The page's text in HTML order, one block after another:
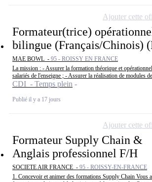
Formateur(trice)
bilingue (Français/Chinois)
MAE BOWL - 95 - ROISSY EN FRANCE
La mission : - Assurer la formation théorique et
salariés de l'enseigne ; - Assurer la réalisation de modules
CDI - Temps plein
Publié il y a 17 jours
Ajouter cette
Formateur Supply Chain &
Anglais professionnel F/H
SOCIETE AIR FRANCE - 95 - ROISSY-EN-FRANCE
1. Concevoir et animer des formations Supply Chain Vous
Ajouter cette